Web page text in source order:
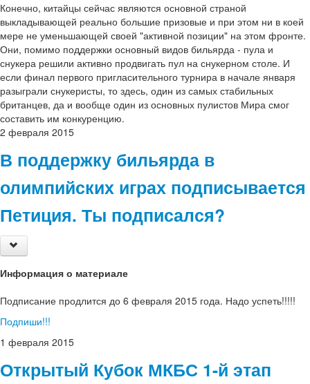
Конечно, китайцы сейчас являются основной страной
выкладывающей реально большие призовые и при этом ни в коей
мере не уменьшающей своей "активной позиции" на этом фронте.
Они, помимо поддержки основный видов бильярда - пула и
снукера решили активно продвигать пул на снукерном столе. И
если финал первого пригласительного турнира в начале января
разыграли снукеристы, то здесь, один из самых стабильных
британцев, да и вообще один из основных пулистов Мира смог
составить им конкуренцию.
2 февраля 2015
В поддержку бильярда в
олимпийских играх подписывается
Петиция. Ты подписался?
Информация о материале
Подписание продлится до 6 февраля 2015 года. Надо успеть!!!!!
Подпиши!!!
1 февраля 2015
Открытый Кубок МКБС 1-й этап